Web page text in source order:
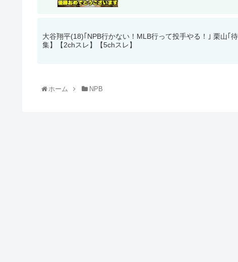
大谷翔平(18)｢NPB行かない！MLB行って投手やる！｣ 栗山｢
集】【2chスレ】【5chスレ】
ホーム NPB